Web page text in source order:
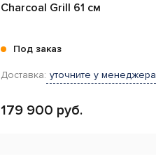
Charcoal Grill 61 см
Под заказ
Доставка: уточните у менеджера
179 900 руб.